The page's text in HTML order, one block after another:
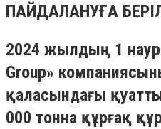
ПАЙДАЛАНУҒА
2024 жылдың 1
Group»
қаласындағы
000 тонна құрғақ